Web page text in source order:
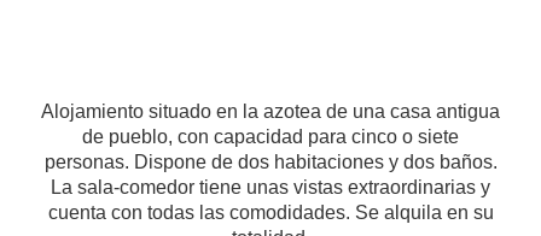
Alojamiento situado en la azotea de una casa antigua
de pueblo, con capacidad para cinco o siete
personas. Dispone de dos habitaciones y dos baños.
La sala-comedor tiene unas vistas extraordinarias y
cuenta con todas las comodidades. Se alquila en su